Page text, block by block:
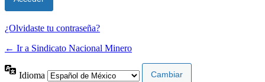
¿Olvidaste tu contraseña?
← Ir a Sindicato Nacional Minero
Idioma